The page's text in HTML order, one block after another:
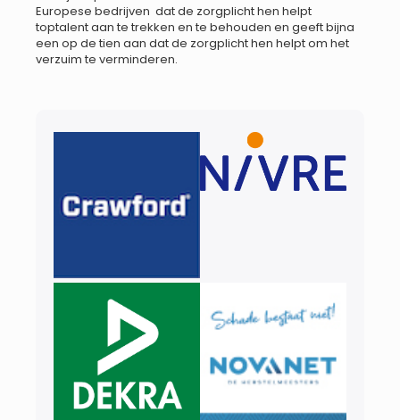
Europese bedrijven dat de zorgplicht hen helpt
toptalent aan te trekken en te behouden en geeft bijna
een op de tien aan dat de zorgplicht hen helpt om het
verzuim te verminderen.